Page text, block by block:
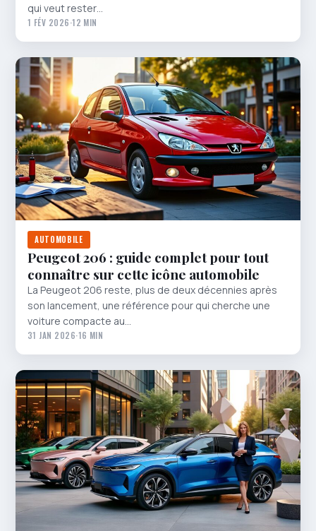
qui veut rester…
1 FÉV 2026·12 MIN
AUTOMOBILE
Peugeot 206 : guide complet pour tout
connaître sur cette icône automobile
La Peugeot 206 reste, plus de deux décennies après
son lancement, une référence pour qui cherche une
voiture compacte au…
31 JAN 2026·16 MIN